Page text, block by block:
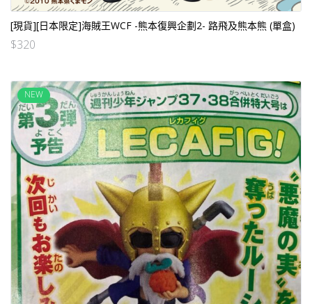
[現貨][日本限定]海賊王WCF -熊本復興企劃2- 路飛及熊本熊 (單盒)
$320
NEW